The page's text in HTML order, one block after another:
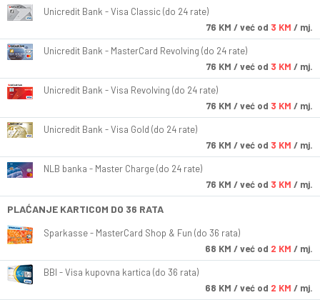
Unicredit Bank - Visa Classic (do 24 rate)
76 KM / već od 3 KM / mj.
Unicredit Bank - MasterCard Revolving (do 24 rate)
76 KM / već od 3 KM / mj.
Unicredit Bank - Visa Revolving (do 24 rate)
76 KM / već od 3 KM / mj.
Unicredit Bank - Visa Gold (do 24 rate)
76 KM / već od 3 KM / mj.
NLB banka - Master Charge (do 24 rate)
76 KM / već od 3 KM / mj.
PLAĆANJE KARTICOM DO 36 RATA
Sparkasse - MasterCard Shop & Fun (do 36 rata)
68 KM / već od 2 KM / mj.
BBI - Visa kupovna kartica (do 36 rata)
68 KM / već od 2 KM / mj.